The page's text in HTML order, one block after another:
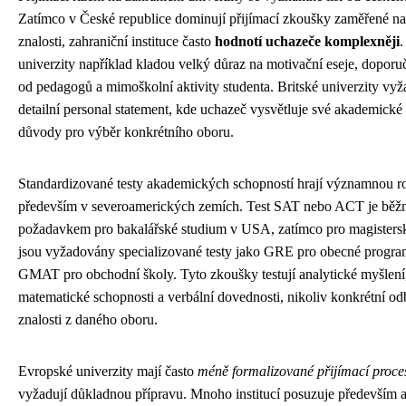
Zatímco v České republice dominují přijímací zkoušky zaměřené
znalosti, zahraniční instituce často hodnotí uchazeče komplexněji.
univerzity například kladou velký důraz na motivační eseje,
od pedagogů a mimoškolní aktivity studenta. Britské univerzity
detailní personal statement, kde uchazeč vysvětluje své
důvody pro výběr konkrétního oboru.
Standardizované testy akademických schopností hrají významnou
především v severoamerických zemích. Test SAT nebo ACT je
požadavkem pro bakalářské studium v USA, zatímco pro
jsou vyžadovány specializované testy jako GRE pro obecné
GMAT pro obchodní školy. Tyto zkoušky testují analytické
matematické schopnosti a verbální dovednosti, nikoliv konkrétní
znalosti z daného oboru.
Evropské univerzity mají často méně formalizované přijímací
vyžadují důkladnou přípravu. Mnoho institucí posuzuje především